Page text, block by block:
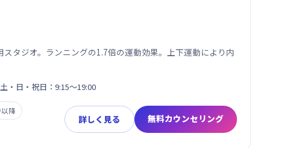
タジオ。ランニングの1.7倍の運動効果。上下運動により内
・日・祝日：9:15～19:00
降
詳しく見る 無料カウンセリング